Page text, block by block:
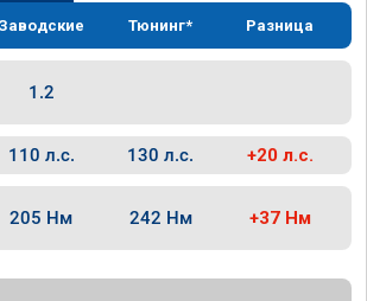
Заводские Тюнинг* Разница
1.2
110 л.с. 130 л.с. +20 л.с.
205 Нм 242 Нм +37 Нм